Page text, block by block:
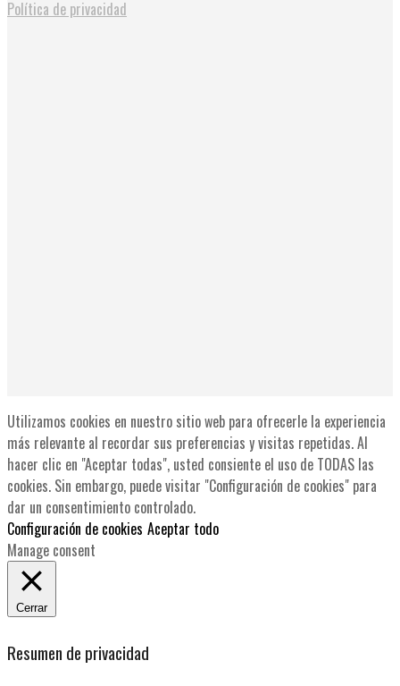
Política de privacidad
Utilizamos cookies en nuestro sitio web para ofrecerle la experiencia
más relevante al recordar sus preferencias y visitas repetidas. Al
hacer clic en "Aceptar todas", usted consiente el uso de TODAS las
cookies. Sin embargo, puede visitar "Configuración de cookies" para
dar un consentimiento controlado.
Configuración de cookies Aceptar todo
Manage consent
Cerrar
Resumen de privacidad